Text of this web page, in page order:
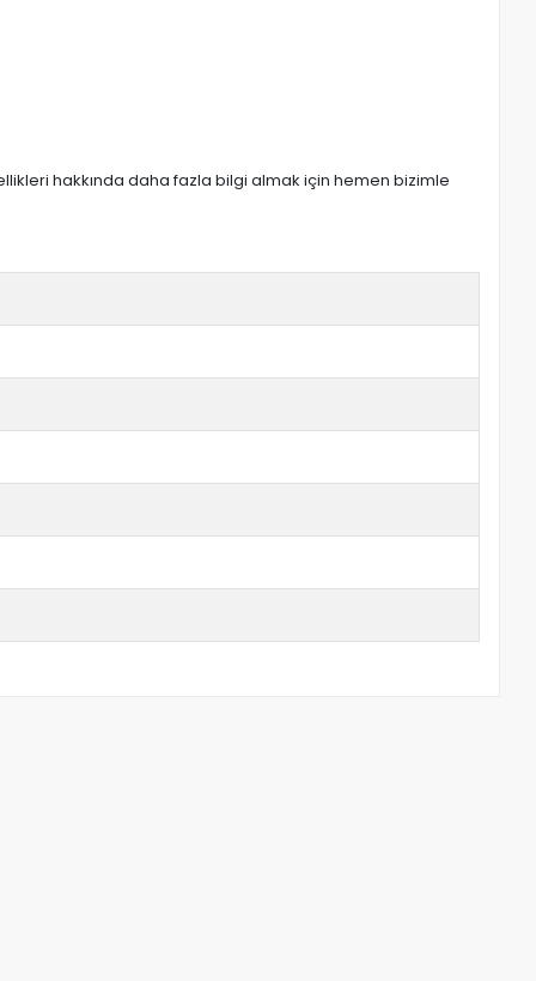
hakkında daha fazla bilgi almak için hemen bizimle